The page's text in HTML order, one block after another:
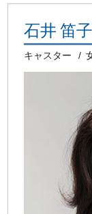
石井 笛子
キャスター